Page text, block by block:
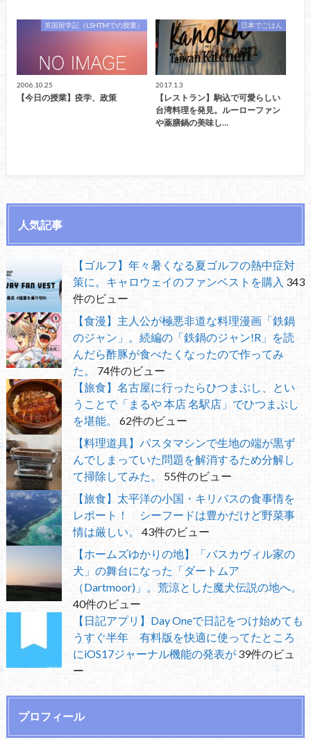
英国留学記（LSHTMでの授業）
2006.10.25
【今日の授業】疫学、政策
日本でごはん
2017.1.3
【レストラン】駒込で可愛らしい
台湾料理を発見。ルーローファン
や薬膳鍋の美味し…
人気記事
【ゴルフ】年々暑くなる夏ゴルフの熱中症対
策に。キャロウェイのファンベストを購入 343
件のビュー
【食漫】主人公が極悪非道な料理漫画「鉄鍋
のジャン」。続編の「鉄鍋のジャン!R」を読
んだら酢豚が食べたくなったので作ってみ
た。
74件のビュー
【旅食】名古屋に行ったらひつまぶし、とい
うことで「まるや 本店 名駅店」でひつまぶし
を堪能。
62件のビュー
【料理道具】パスタマシンで生地の端が黒ず
んでしまっていた問題を解消するため分解し
て掃除してみた。
55件のビュー
【旅食】太平洋の小国・キリバスの食事情を
レポート！ シーフードは豊かだけど野菜事
情は厳しい。
43件のビュー
【ホームズゆかりの地】「バスカヴィル家の
犬」の舞台になった「ダートムア
（Dartmoor)」。荒涼とした魔犬伝説の地へ。
40件のビュー
【日記アプリ】Day Oneで日記をつけ始めても
うすぐ半年 有料版を快適に使ってたところ
にiOS17ジャーナル機能の発表が 39件のビュ
ー
プロフィール